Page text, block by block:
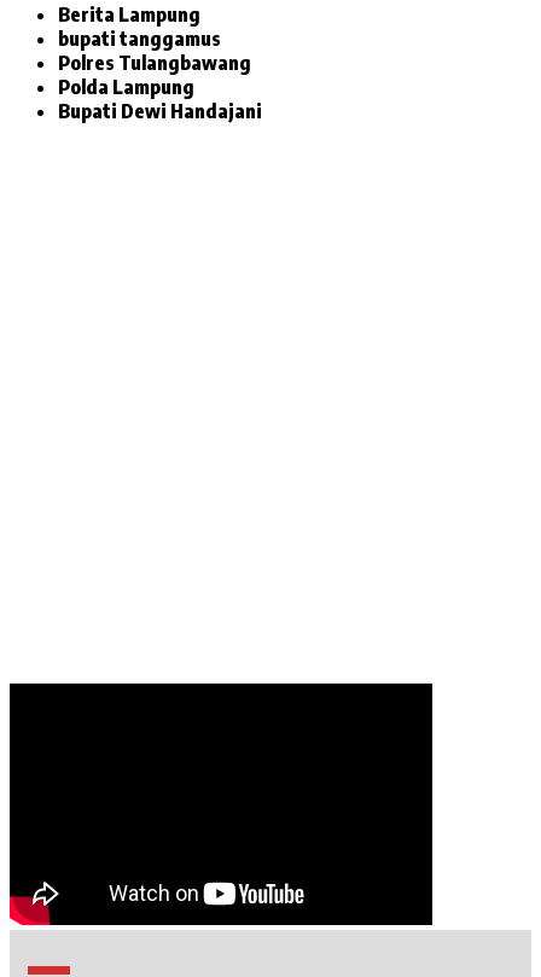
Berita Lampung
bupati tanggamus
Polres Tulangbawang
Polda Lampung
Bupati Dewi Handajani